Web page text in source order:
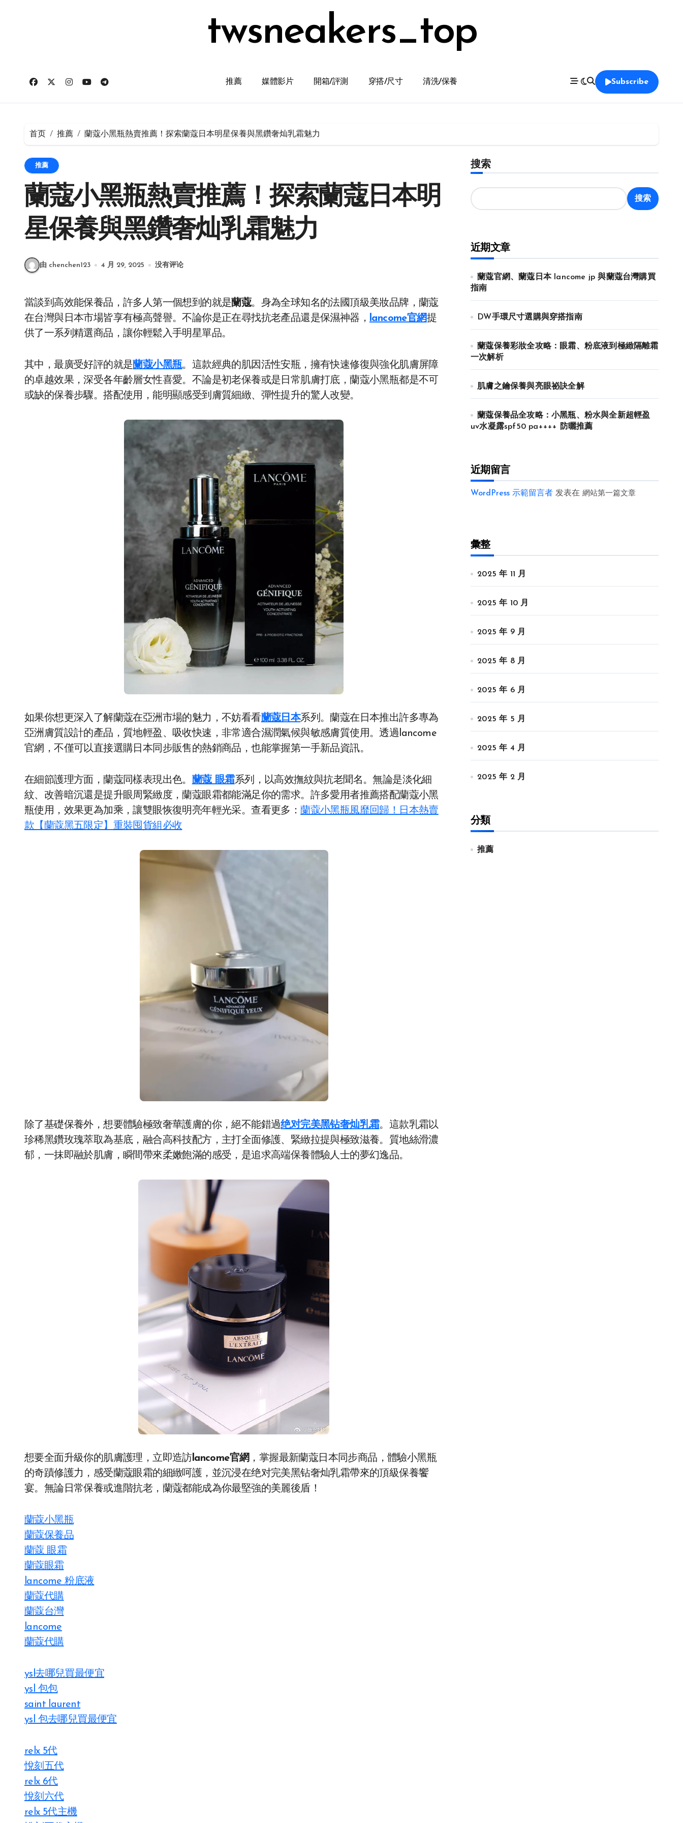
twsneakers_top
推薦 媒體影片 開箱/評測 穿搭/尺寸 清洗/保養 Subscribe
首页 推薦 蘭蔻小黑瓶熱賣推薦！探索蘭蔻日本明星保養與黑鑽奢灿乳霜魅力
推薦
蘭蔻小黑瓶熱賣推薦！探索蘭蔻日本明
星保養與黑鑽奢灿乳霜魅力
由 chenchen123 4 月 29, 2025 没有评论
當談到高效能保養品，許多人第一個想到的就是蘭蔻。身為全球知名的法國頂級美妝品牌，蘭蔻
在台灣與日本市場皆享有極高聲譽。不論你是正在尋找抗老產品還是保濕神器， lancome官網提
供了一系列精選商品，讓你輕鬆入手明星單品。
其中，最廣受好評的就是蘭蔻小黑瓶。這款經典的肌因活性安瓶，擁有快速修復與強化肌膚屏障
的卓越效果，深受各年齡層女性喜愛。不論是初老保養或是日常肌膚打底，蘭蔻小黑瓶都是不可
或缺的保養步驟。搭配使用，能明顯感受到膚質細緻、彈性提升的驚人改變。
如果你想更深入了解蘭蔻在亞洲市場的魅力，不妨看看蘭蔻日本系列。蘭蔻在日本推出許多專為
亞洲膚質設計的產品，質地輕盈、吸收快速，非常適合濕潤氣候與敏感膚質使用。透過lancome
官網，不僅可以直接選購日本同步販售的熱銷商品，也能掌握第一手新品資訊。
在細節護理方面，蘭蔻同樣表現出色。 蘭蔻 眼霜系列，以高效撫紋與抗老聞名。無論是淡化細
紋、改善暗沉還是提升眼周緊緻度，蘭蔻眼霜都能滿足你的需求。許多愛用者推薦搭配蘭蔻小黑
瓶使用，效果更為加乘，讓雙眼恢復明亮年輕光采。查看更多： 蘭蔻小黑瓶風靡回歸！日本熱賣
款【蘭蔻黑五限定】重裝囤貨組必收
除了基礎保養外，想要體驗極致奢華護膚的你，絕不能錯過绝对完美黑钻奢灿乳霜。這款乳霜以
珍稀黑鑽玫瑰萃取為基底，融合高科技配方，主打全面修護、緊緻拉提與極致滋養。質地絲滑濃
郁，一抹即融於肌膚，瞬間帶來柔嫩飽滿的感受，是追求高端保養體驗人士的夢幻逸品。
想要全面升級你的肌膚護理，立即造訪lancome官網，掌握最新蘭蔻日本同步商品，體驗小黑瓶
的奇蹟修護力，感受蘭蔻眼霜的細緻呵護，並沉浸在绝对完美黑钻奢灿乳霜帶來的頂級保養饗
宴。無論日常保養或進階抗老，蘭蔻都能成為你最堅強的美麗後盾！
蘭蔻小黑瓶
蘭蔻保養品
蘭蔻 眼霜
蘭蔻眼霜
lancome 粉底液
蘭蔻代購
蘭蔻台灣
lancome
蘭蔻代購
ysl去哪兒買最便宜
ysl 包包
saint laurent
ysl 包去哪兒買最便宜
relx 5代
悅刻五代
relx 6代
悅刻六代
relx 5代主機
搜索
搜索
近期文章
蘭蔻官網、蘭蔻日本 lancome jp 與蘭蔻台灣購買
指南
DW手環尺寸選購與穿搭指南
蘭蔻保養彩妝全攻略：眼霜、粉底液到極緻隔離霜
一次解析
肌膚之鑰保養與亮眼祕訣全解
蘭蔻保養品全攻略：小黑瓶、粉水與全新超輕盈
uv水凝露spf50 pa++++ 防曬推薦
近期留言
WordPress 示範留言者 发表在 網站第一篇文章
彙整
2025 年 11 月
2025 年 10 月
2025 年 9 月
2025 年 8 月
2025 年 6 月
2025 年 5 月
2025 年 4 月
2025 年 2 月
分類
推薦